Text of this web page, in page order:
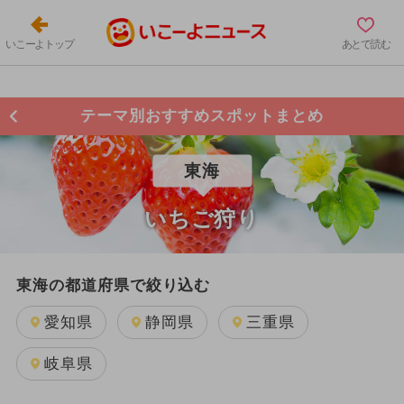
いこーよトップ あとで読む
テーマ別おすすめスポットまとめ
東海
いちご狩り
東海の都道府県で絞り込む
愛知県 静岡県 三重県
岐阜県